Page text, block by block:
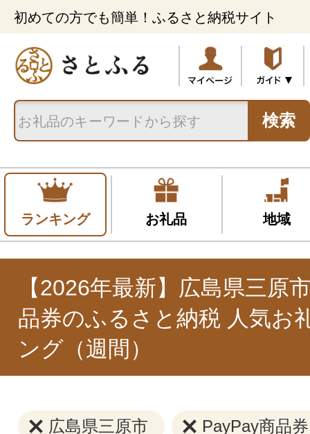
初めての方でも簡単！ふるさと納税サイト
検索
ランキング お礼品 地域
【2026年最新】広島県三原
品券のふるさと納税 人気お
ング（週間）
広島県三原市 PayPay商品券